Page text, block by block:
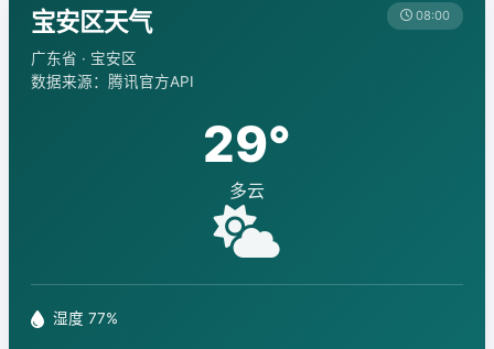
宝安区天气
广东省 · 宝安区
数据来源：腾讯官方API
08:00
29°
多云
湿度 77%